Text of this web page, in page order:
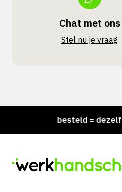
Chat met ons
Stel nu je vraag
15:00 besteld = dezelfde